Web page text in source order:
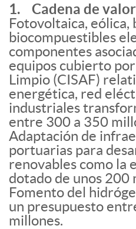
1. Cadena de
Fotovoltaica, eólica,
biocompuestibles
componentes
equipos cubierto
Limpio (CISAF)
energética, red
industriales
entre 300 a 350
Adaptación de
portuarias para
renovables como la
dotado de unos 200
Fomento del
un presupuesto
millones.